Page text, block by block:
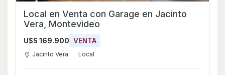
Local en Venta con Garage en Jacinto
Vera, Montevideo
U$S 169.900 VENTA
Jacinto Vera Local